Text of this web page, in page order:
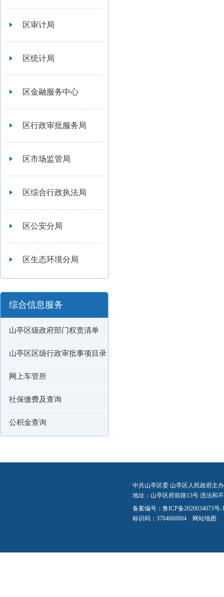
区审计局
区统计局
区金融服务中心
区行政审批服务局
区市场监管局
区综合行政执法局
区公安分局
区生态环境分局
综合信息服务
山亭区级政府部门权责清单
山亭区区级行政审批事项目录
网上车管所
社保缴费及查询
公积金查询
中共山亭区委 山亭区人民政府主
地址：山亭区府前路13号 违法和
备案编号： 鲁ICP备2020034073号-
标识码：3704060004 网站地图